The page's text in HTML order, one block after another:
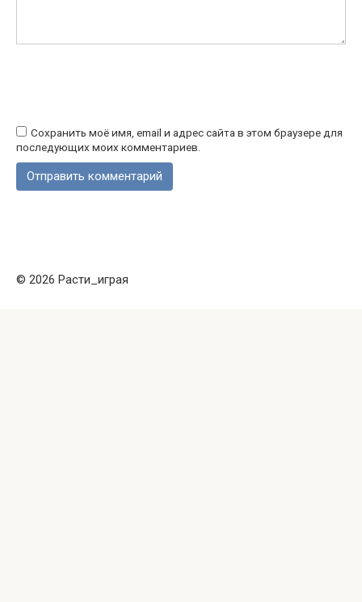
Сохранить моё имя, email и адрес сайта в этом браузере для
последующих моих комментариев.
© 2026 Расти_играя